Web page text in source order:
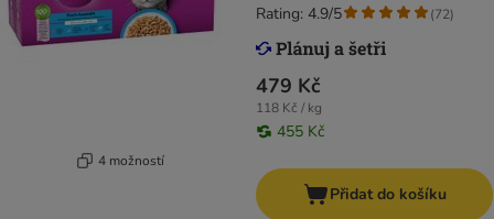
4 možností
479 Kč
118 Kč / kg
455 Kč
Rating: 4.9/5 (72)
Přidat do košíku